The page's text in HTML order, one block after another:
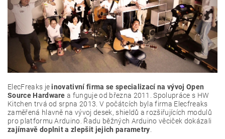
ElecFreaks jeinovativní firma se specializací na vývoj Open
Source Hardware a funguje od března 2011. Spolupráce s HW
Kitchen trvá od srpna 2013. V počátcích byla firma Elecfreaks
zaměřená hlavně na vývoj desek, shieldů a rozšiřujících modulů
pro platformu Arduino. Řadu běžných Arduino věciček dokázali
zajímavě doplnit a zlepšit jejich parametry